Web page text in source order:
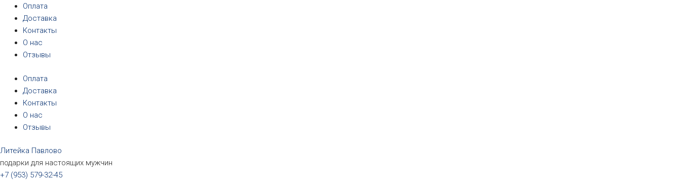
Перейти
содержимому
Оплата
Доставка
Контакты
О нас
Отзывы
Оплата
Доставка
Контакты
О нас
Отзывы
Литейка Павлово
подарки для настоящих мужчин
+7 (953) 579-32-45
Первоначальная
цена
составляла
Первоначальная
цена
составляла
Первоначальная
цена
составляла
Первоначальная
цена
составляла